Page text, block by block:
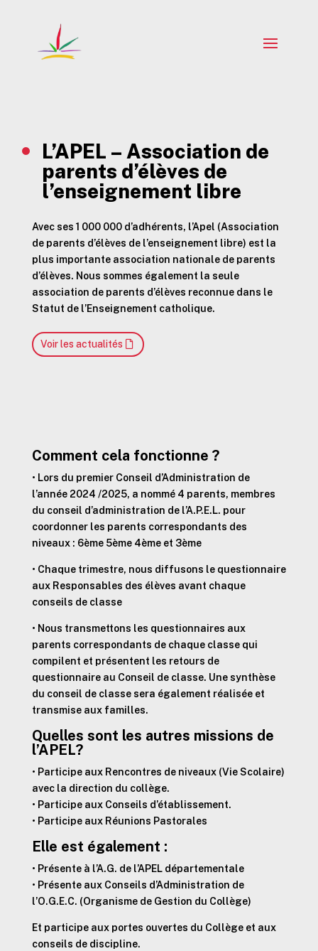
L’APEL – Association de
parents d’élèves de
l’enseignement libre
Avec ses 1 000 000 d’adhérents, l’Apel (Association
de parents d’élèves de l’enseignement libre) est la
plus importante association nationale de parents
d’élèves. Nous sommes également la seule
association de parents d’élèves reconnue dans le
Statut de l’Enseignement catholique.
Voir les actualités
Comment cela fonctionne ?
• Lors du premier Conseil d’Administration de
l’année 2024 /2025, a nommé 4 parents, membres
du conseil d’administration de l’A.P.E.L. pour
coordonner les parents correspondants des
niveaux : 6ème 5ème 4ème et 3ème
• Chaque trimestre, nous diffusons le questionnaire
aux Responsables des élèves avant chaque
conseils de classe
• Nous transmettons les questionnaires aux
parents correspondants de chaque classe qui
compilent et présentent les retours de
questionnaire au Conseil de classe. Une synthèse
du conseil de classe sera également réalisée et
transmise aux familles.
Quelles sont les autres missions de
l’APEL?
• Participe aux Rencontres de niveaux (Vie Scolaire)
avec la direction du collège.
• Participe aux Conseils d’établissement.
• Participe aux Réunions Pastorales
Elle est également :
• Présente à l’A.G. de l’APEL départementale
• Présente aux Conseils d’Administration de
l’O.G.E.C. (Organisme de Gestion du Collège)
Et participe aux portes ouvertes du Collège et aux
conseils de discipline.